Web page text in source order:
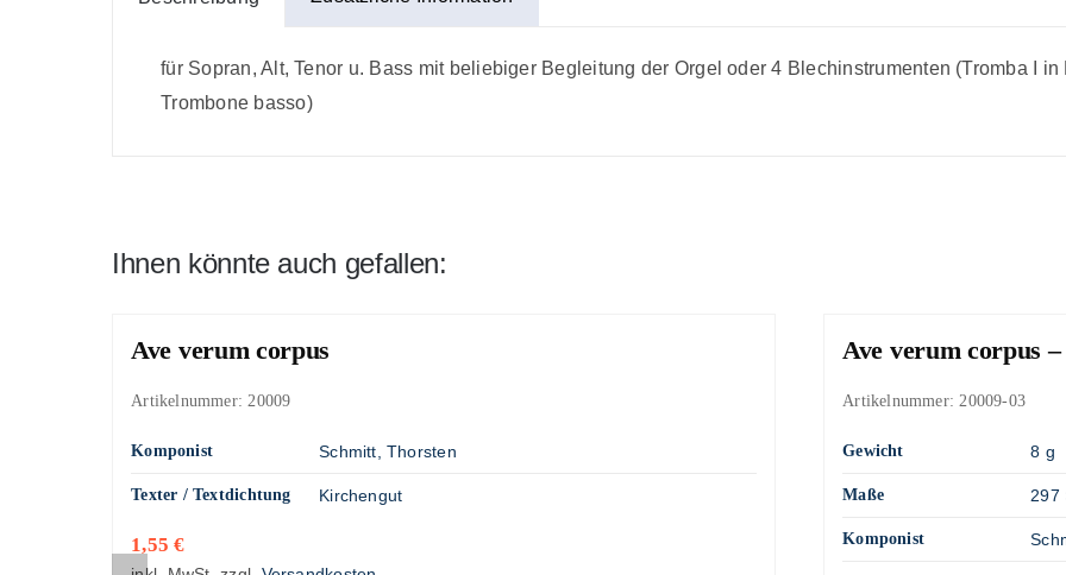
für Sopran, Alt, Tenor u. Bass mit beliebiger Begleitung der Orgel oder 4 Blechinstrumenten (Tromba I
Trombone basso)
Ihnen könnte auch gefallen:
Ave verum corpus
Artikelnummer:20009
Komponist Schmitt, Thorsten
Texter / Textdichtung Kirchengut
1,55€
Ave verum corpus
Artikelnummer:20009-03
Gewicht 8 g
Maße 297
Komponist